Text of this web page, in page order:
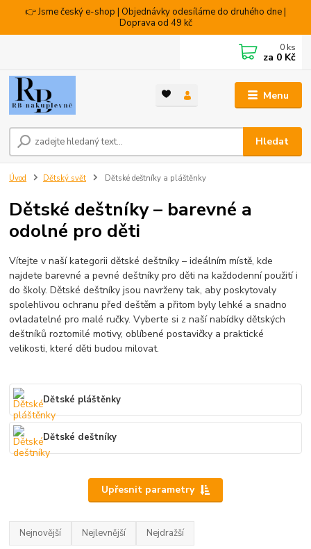
👉 Jsme český e-shop | Objednávky odesíláme do druhého dne |
Doprava od 49 kč
Menu
Hledat
0 ks
za 0 Kč
Úvod Dětský svět Dětské deštníky a pláštěnky
Dětské deštníky – barevné a
odolné pro děti
Vítejte v naší kategorii dětské deštníky – ideálním místě, kde
najdete barevné a pevné deštníky pro děti na každodenní použití i
do školy. Dětské deštníky jsou navrženy tak, aby poskytovaly
spolehlivou ochranu před deštěm a přitom byly lehké a snadno
ovladatelné pro malé ručky. Vyberte si z naší nabídky dětských
deštníků roztomilé motivy, oblíbené postavičky a praktické
velikosti, které děti budou milovat.
Dětské pláštěnky
Dětské deštníky
Upřesnit parametry
Nejnovější Nejlevnější Nejdražší